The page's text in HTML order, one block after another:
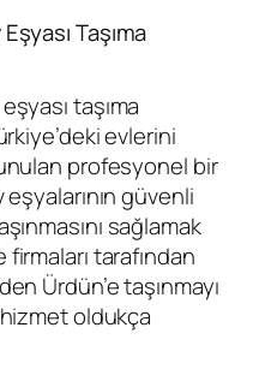
Taşıma
taşıma
evlerini
profesyonel bir
güvenli
sağlamak
tarafından
Ürdün’e taşınmayı
oldukça